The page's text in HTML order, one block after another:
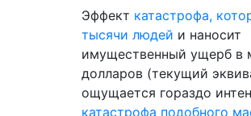
Эффект катастрофа,
тысячи людей и наносит
имущественный ущерб в
долларов (текущий
ощущается гораздо
катастрофа подобного